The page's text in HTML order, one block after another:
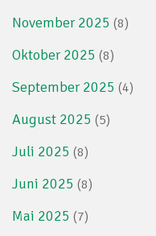
November 2025 (8)
Oktober 2025 (8)
September 2025 (4)
August 2025 (5)
Juli 2025 (8)
Juni 2025 (8)
Mai 2025 (7)